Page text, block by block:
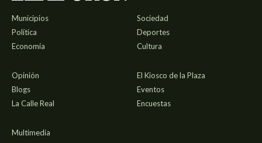
Municipios
Política
Economía
Sociedad
Deportes
Cultura
Opinión
Blogs
La Calle Real
El Kiosco de la Plaza
Eventos
Encuestas
Multimedia